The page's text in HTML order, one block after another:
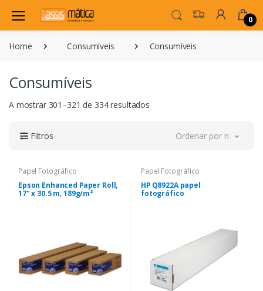
0
Home Consumíveis Consumíveis
Consumíveis
A mostrar 301–321 de 334 resultados
Filtros Ordenar por novidade
Papel Fotográfico
Epson Enhanced Paper Roll,
17" x 30.5 m, 189g/m²
Papel Fotográfico
HP Q8922A papel
fotográfico